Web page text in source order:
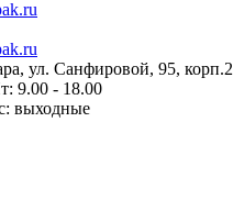
ул. Санфировой, 95, корп.2
9.00 - 18.00
выходные